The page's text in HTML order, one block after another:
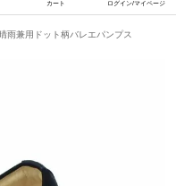
カート ログイン/マイページ
雨兼用ドット柄バレエパンプス